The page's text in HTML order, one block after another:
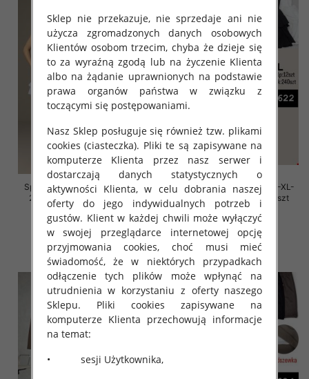
Spódnice damskie Roz M/L-XL-
2XL, Mix Kolor Paczka 12 szt
19.00 zł
szczegóły
Spódnice damskie Roz M/L-XL-
2XL, Mix Kolor Paczka 12 szt
19.00 zł
szczegóły
Sklep nie przekazuje, nie sprzedaje ani nie
użycza zgromadzonych danych osobowych
Klientów osobom trzecim, chyba że dzieje się
to za wyraźną zgodą lub na życzenie Klienta
albo na żądanie uprawnionych na podstawie
prawa organów państwa w związku z
toczącymi się postępowaniami.
Nasz Sklep posługuje się również tzw. plikami
cookies (ciasteczka). Pliki te są zapisywane na
komputerze Klienta przez nasz serwer i
dostarczają danych statystycznych o
aktywności Klienta, w celu dobrania naszej
oferty do jego indywidualnych potrzeb i
gustów. Klient w każdej chwili może wyłączyć
w swojej przeglądarce internetowej opcję
przyjmowania cookies, choć musi mieć
świadomość, że w niektórych przypadkach
odłączenie tych plików może wpłynąć na
utrudnienia w korzystaniu z oferty naszego
Sklepu. Pliki cookies zapisywane na
komputerze Klienta przechowują informacje
na temat:
• sesji Użytkownika,